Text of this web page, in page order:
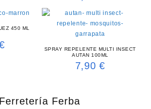
450 ML
SPRAY REPELENTE MULTI INSECT
AUTAN 100ML
7,90€
Ferretería Ferba